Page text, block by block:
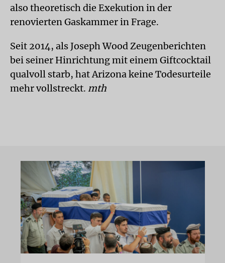
also theoretisch die Exekution in der
renovierten Gaskammer in Frage.
Seit 2014, als Joseph Wood Zeugenberichten
bei seiner Hinrichtung mit einem Giftcocktail
qualvoll starb, hat Arizona keine Todesurteile
mehr vollstreckt. mth